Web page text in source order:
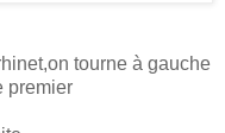
tourne à gauche
premier